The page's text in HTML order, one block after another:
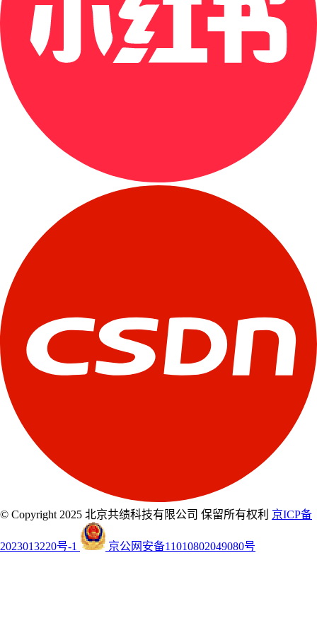
© Copyright 2025 北京共绩科技有限公司 保留所有权利 京ICP备
2023013220号-1 京公网安备11010802049080号